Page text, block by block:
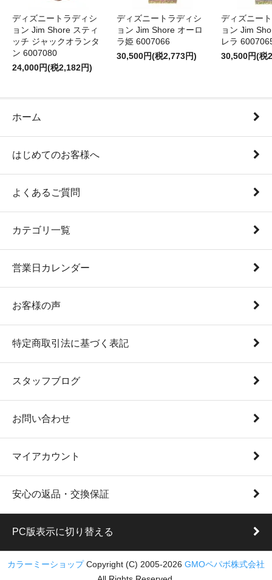
ディズニートラディシ
ョン Jim Shore スティ
ッチ ジャックオランタ
ン 6007080
24,000円(税2,182円)
ディズニートラディシ
ョン Jim Shore オーロ
ラ姫 6007066
30,500円(税2,773円)
ディズニー
ョン Jim
レラ
30,500円(税
ホーム
はじめてのお客様へ
よくあるご質問
カテゴリ一覧
営業日カレンダー
お客様の声
特定商取引法に基づく表記
スタッフブログ
お問い合わせ
マイアカウント
安心の返品・交換保証
PC版表示に切り替える
カラーミーショップ Copyright (C) 2005-2026 GMOペパボ株式会社